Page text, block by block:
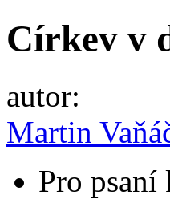
Církev v
autor:
Martin
Pro psaní